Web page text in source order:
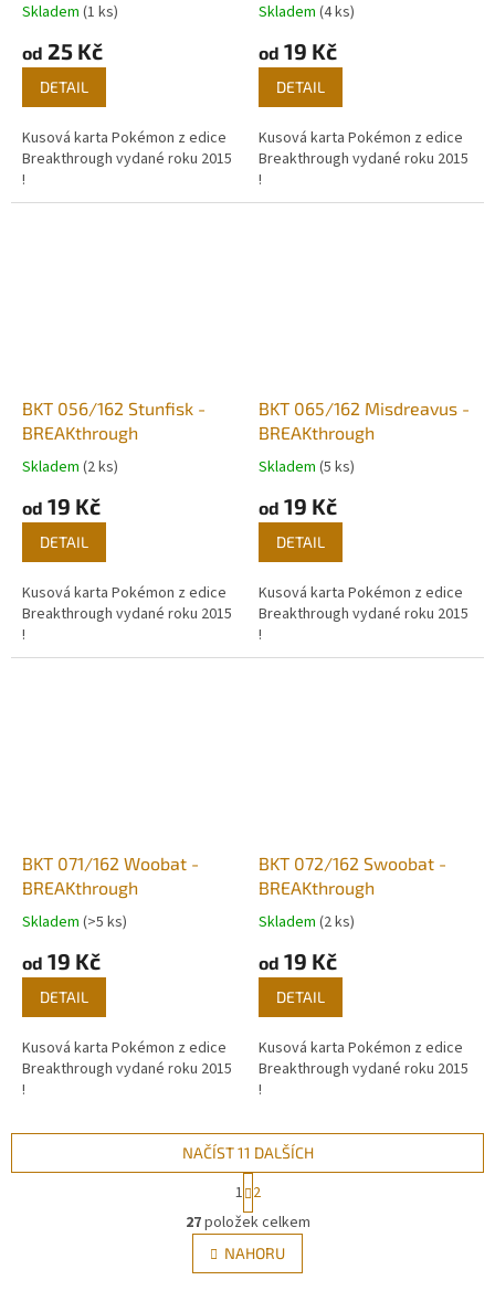
Skladem (1 ks)
od 25 Kč
DETAIL
Kusová karta Pokémon z edice
Breakthrough vydané roku 2015
!
Skladem (4 ks)
od 19 Kč
DETAIL
Kusová karta Pokémon z edice
Breakthrough vydané roku 2015
!
BKT 056/162 Stunfisk -
BREAKthrough
Skladem (2 ks)
od 19 Kč
DETAIL
Kusová karta Pokémon z edice
Breakthrough vydané roku 2015
!
BKT 065/162 Misdreavus -
BREAKthrough
Skladem (5 ks)
od 19 Kč
DETAIL
Kusová karta Pokémon z edice
Breakthrough vydané roku 2015
!
BKT 071/162 Woobat -
BREAKthrough
Skladem (>5 ks)
od 19 Kč
DETAIL
Kusová karta Pokémon z edice
Breakthrough vydané roku 2015
!
BKT 072/162 Swoobat -
BREAKthrough
Skladem (2 ks)
od 19 Kč
DETAIL
Kusová karta Pokémon z edice
Breakthrough vydané roku 2015
!
O
v
l
á
NAČÍST 11 DALŠÍCH
S
t
r
á
n
k
1 2
27položek celkem
NAHORU